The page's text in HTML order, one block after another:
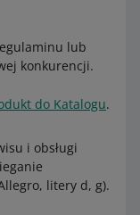
lub
konkurencji.
do Katalogu.
i obsługi
litery d, g).